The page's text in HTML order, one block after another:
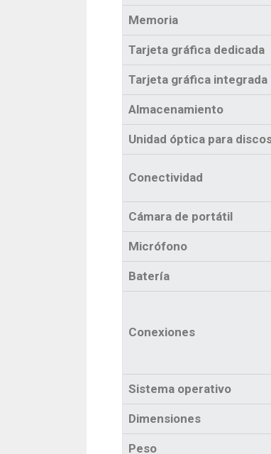
Memoria
Tarjeta gráfica dedicada
Tarjeta gráfica integrada
Almacenamiento
Unidad óptica para
Conectividad
Cámara de portátil
Micrófono
Batería
Conexiones
Sistema operativo
Dimensiones
Peso